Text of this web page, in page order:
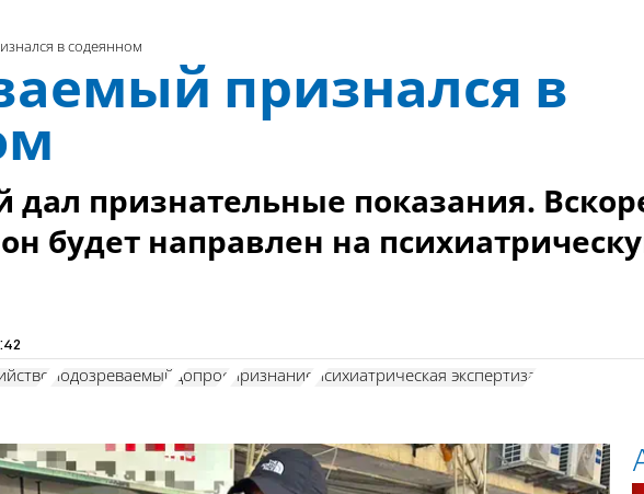
в содеянном
признался в
признательные показания.
будет направлен на
подозреваемый допрос признание
психиатрическая экспертиза